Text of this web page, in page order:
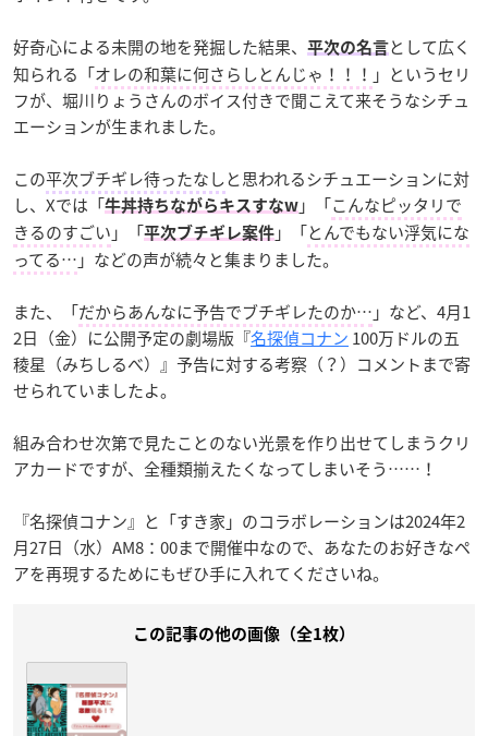
好奇心による未開の地を発掘した結果、 平次の名言として広く
知られる「オレの和葉に何さらしとんじゃ！！！ 」というセリ
フが、堀川りょうさんのボイス付きで聞こえて来そうなシチュ
エーションが生まれました。
この平次ブチギレ待ったなしと思われるシチュエーションに対
し、Xでは「牛丼持ちながらキスすなw 」「こんなピッタリで
きるのすごい 」「平次ブチギレ案件 」「とんでもない浮気にな
ってる… 」などの声が続々と集まりました。
また、「だからあんなに予告でブチギレたのか… 」など、4月1
2日（金）に公開予定の劇場版『名探偵コナン 100万ドルの五
稜星（みちしるべ）』予告に対する考察（？）コメントまで寄
せられていましたよ。
組み合わせ次第で見たことのない光景を作り出せてしまうクリ
アカードですが、全種類揃えたくなってしまいそう……！
『名探偵コナン』と「すき家」のコラボレーションは2024年2
月27日（水）AM8：00まで開催中なので、あなたのお好きなペ
アを再現するためにもぜひ手に入れてくださいね。
この記事の他の画像（全1枚）